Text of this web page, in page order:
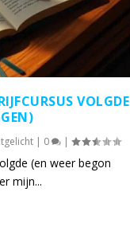
VOLGDE
| 0 |
(en weer begon
mijn...